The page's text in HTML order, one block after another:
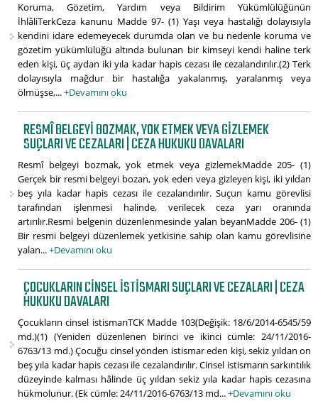
Koruma, Gözetim, Yardım veya Bildirim Yükümlülüğünün
İhlâliTerkCeza kanunu Madde 97- (1) Yaşı veya hastalığı dolayısıyla
kendini idare edemeyecek durumda olan ve bu nedenle koruma ve
gözetim yükümlülüğü altında bulunan bir kimseyi kendi haline terk
eden kişi, üç aydan iki yıla kadar hapis cezası ile cezalandırılır.(2) Terk
dolayısıyla mağdur bir hastalığa yakalanmış, yaralanmış veya
ölmüşse,...+Devamını oku
RESMÎ BELGEYI BOZMAK, YOK ETMEK VEYA GIZLEMEK
SUÇLARI VE CEZALARI | CEZA HUKUKU DAVALARI
Resmî belgeyi bozmak, yok etmek veya gizlemekMadde 205- (1)
Gerçek bir resmi belgeyi bozan, yok eden veya gizleyen kişi, iki yıldan
beş yıla kadar hapis cezası ile cezalandırılır. Suçun kamu görevlisi
tarafından işlenmesi halinde, verilecek ceza yarı oranında
artırılır.Resmi belgenin düzenlenmesinde yalan beyanMadde 206- (1)
Bir resmi belgeyi düzenlemek yetkisine sahip olan kamu görevlisine
yalan...+Devamını oku
ÇOCUKLARIN CINSEL İSTISMARI SUÇLARI VE CEZALARI | CEZA
HUKUKU DAVALARI
Çocukların cinsel istismarıTCK Madde 103(Değişik: 18/6/2014-6545/59
md.)(1) (Yeniden düzenlenen birinci ve ikinci cümle: 24/11/2016-
6763/13 md.) Çocuğu cinsel yönden istismar eden kişi, sekiz yıldan on
beş yıla kadar hapis cezası ile cezalandırılır. Cinsel istismarın sarkıntılık
düzeyinde kalması hâlinde üç yıldan sekiz yıla kadar hapis cezasına
hükmolunur. (Ek cümle: 24/11/2016-6763/13 md...+Devamını oku